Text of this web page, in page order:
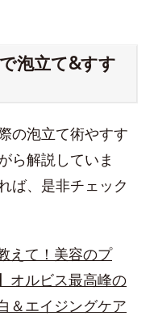
泡立て&すす
の泡立て術やすす
ら解説していま
ば、是非チェック
教えて！美容のプ
オルビス最高峰の
＆エイジングケア